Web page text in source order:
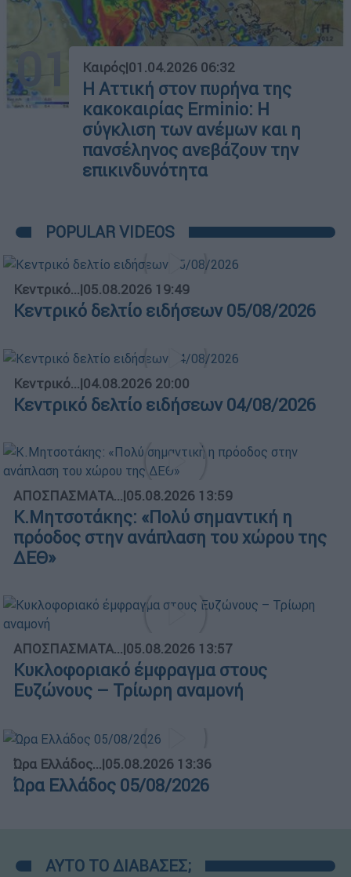
01 Καιρός|01.04.2026 06:32
Η Αττική στον πυρήνα της
κακοκαιρίας Erminio: Η
σύγκλιση των ανέμων και η
πανσέληνος ανεβάζουν την
επικινδυνότητα
POPULAR VIDEOS
Κεντρικό...|05.08.2026 19:49
Κεντρικό δελτίο ειδήσεων 05/08/2026
Κεντρικό...|04.08.2026 20:00
Κεντρικό δελτίο ειδήσεων 04/08/2026
ΑΠΟΣΠΑΣΜΑΤΑ...|05.08.2026 13:59
Κ.Μητσοτάκης: «Πολύ σημαντική η
πρόοδος στην ανάπλαση του χώρου της
ΔΕΘ»
ΑΠΟΣΠΑΣΜΑΤΑ...|05.08.2026 13:57
Κυκλοφοριακό έμφραγμα στους
Ευζώνους – Τρίωρη αναμονή
Ώρα Ελλάδος...|05.08.2026 13:36
Ώρα Ελλάδος 05/08/2026
ΑΥΤΟ ΤΟ ΔΙΑΒΑΣΕΣ;